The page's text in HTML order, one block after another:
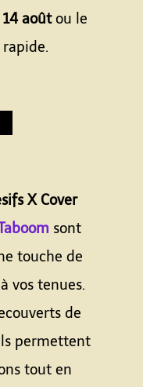
aoûtou le
X Cover
sont
touche de
vos tenues.
de
permettent
tout en